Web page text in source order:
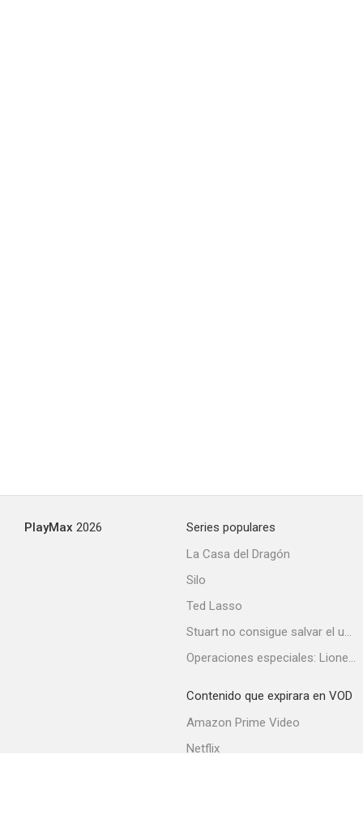
PlayMax 2026
Series populares
La Casa del Dragón
Silo
Ted Lasso
Stuart no consigue salvar el universo
Operaciones especiales: Lioness
Contenido que expirara en VOD
Amazon Prime Video
Netflix